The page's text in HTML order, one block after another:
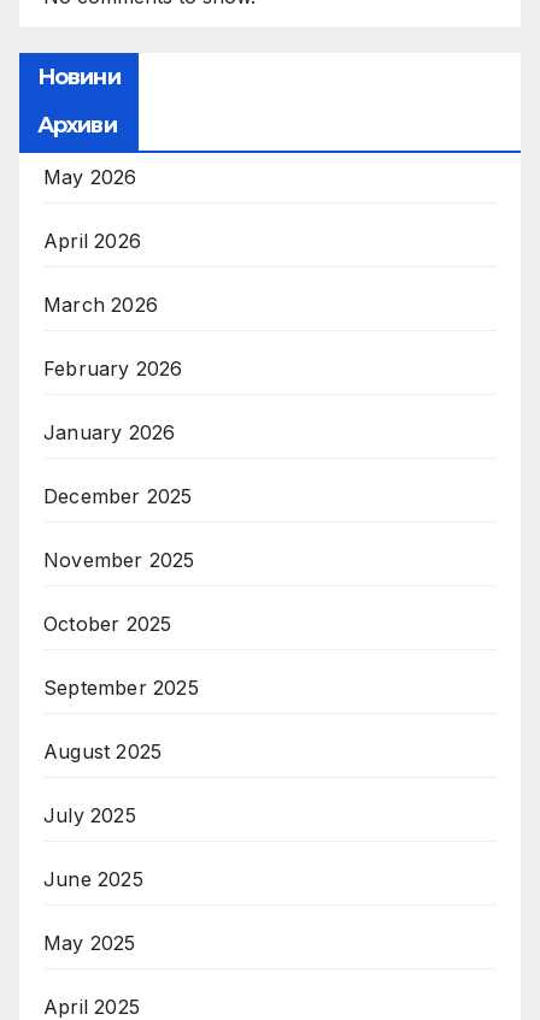
Новини
Архиви
May 2026
April 2026
March 2026
February 2026
January 2026
December 2025
November 2025
October 2025
September 2025
August 2025
July 2025
June 2025
May 2025
April 2025